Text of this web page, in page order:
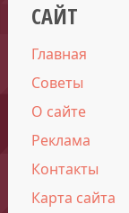
САЙТ
Главная
Советы
О сайте
Реклама
Контакты
Карта сайта